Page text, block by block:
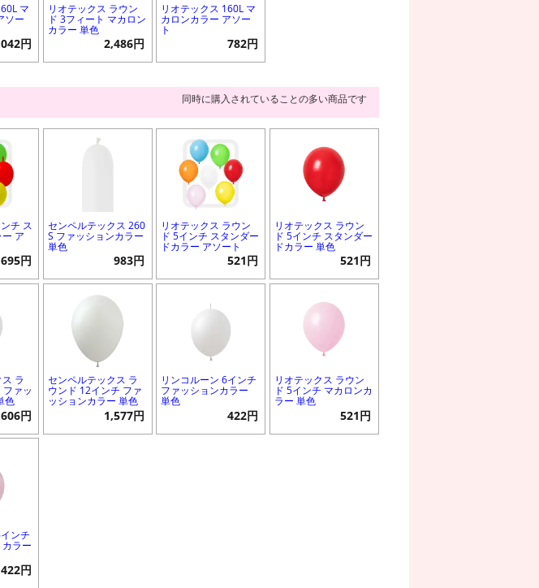
マ
ソー
円
リオテックス ラウン
ド 3フィート マカロン
カラー 単色
2,486円
リオテックス 160L マ
カロンカラー アソー
ト
782円
同時に購入されていることの多い商品です
チ ス
ア
695円
センペルテックス 260
S ファッションカラー
単色
983円
リオテックス ラウン
ド 5インチ スタンダー
ドカラー アソート
521円
リオテックス ラウン
ド 5インチ スタンダー
ドカラー 単色
521円
ラ
ァッ
色
606円
センペルテックス ラ
ウンド 12インチ ファ
ッションカラー 単色
1,577円
リンコルーン 6インチ
ファッションカラー
単色
422円
リオテックス ラウン
ド 5インチ マカロンカ
ラー 単色
521円
ンチ
ラー
422円